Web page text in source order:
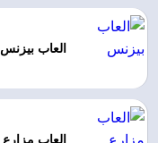
العاب بيزنس
العاب مزارع